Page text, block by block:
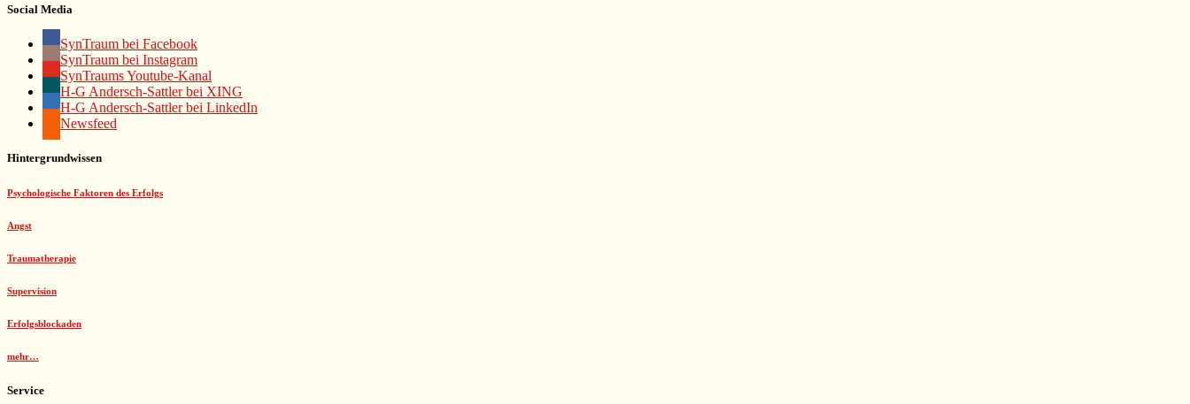
Social Media
SynTraum bei Facebook
SynTraum bei Instagram
SynTraums Youtube-Kanal
H-G Andersch-Sattler bei XING
H-G Andersch-Sattler bei LinkedIn
Newsfeed
Hintergrundwissen
Psychologische Faktoren des Erfolgs
Angst
Traumatherapie
Supervision
Erfolgsblockaden
mehr…
Service